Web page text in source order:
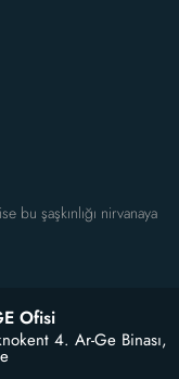
bu şaşkınlığı nirvanaya
Ofisi
4. Ar-Ge Binası,